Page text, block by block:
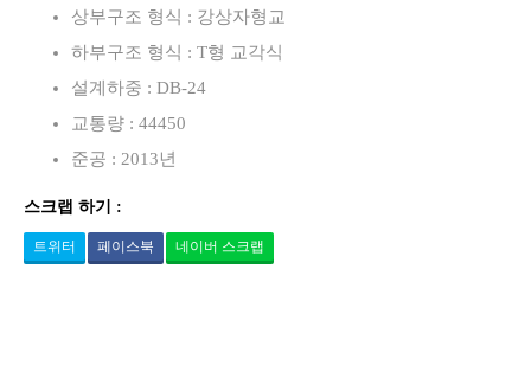
상부구조 형식 : 강상자형교
하부구조 형식 : T형 교각식
설계하중 : DB-24
교통량 : 44450
준공 : 2013년
스크랩 하기 :
트위터 페이스북 네이버 스크랩